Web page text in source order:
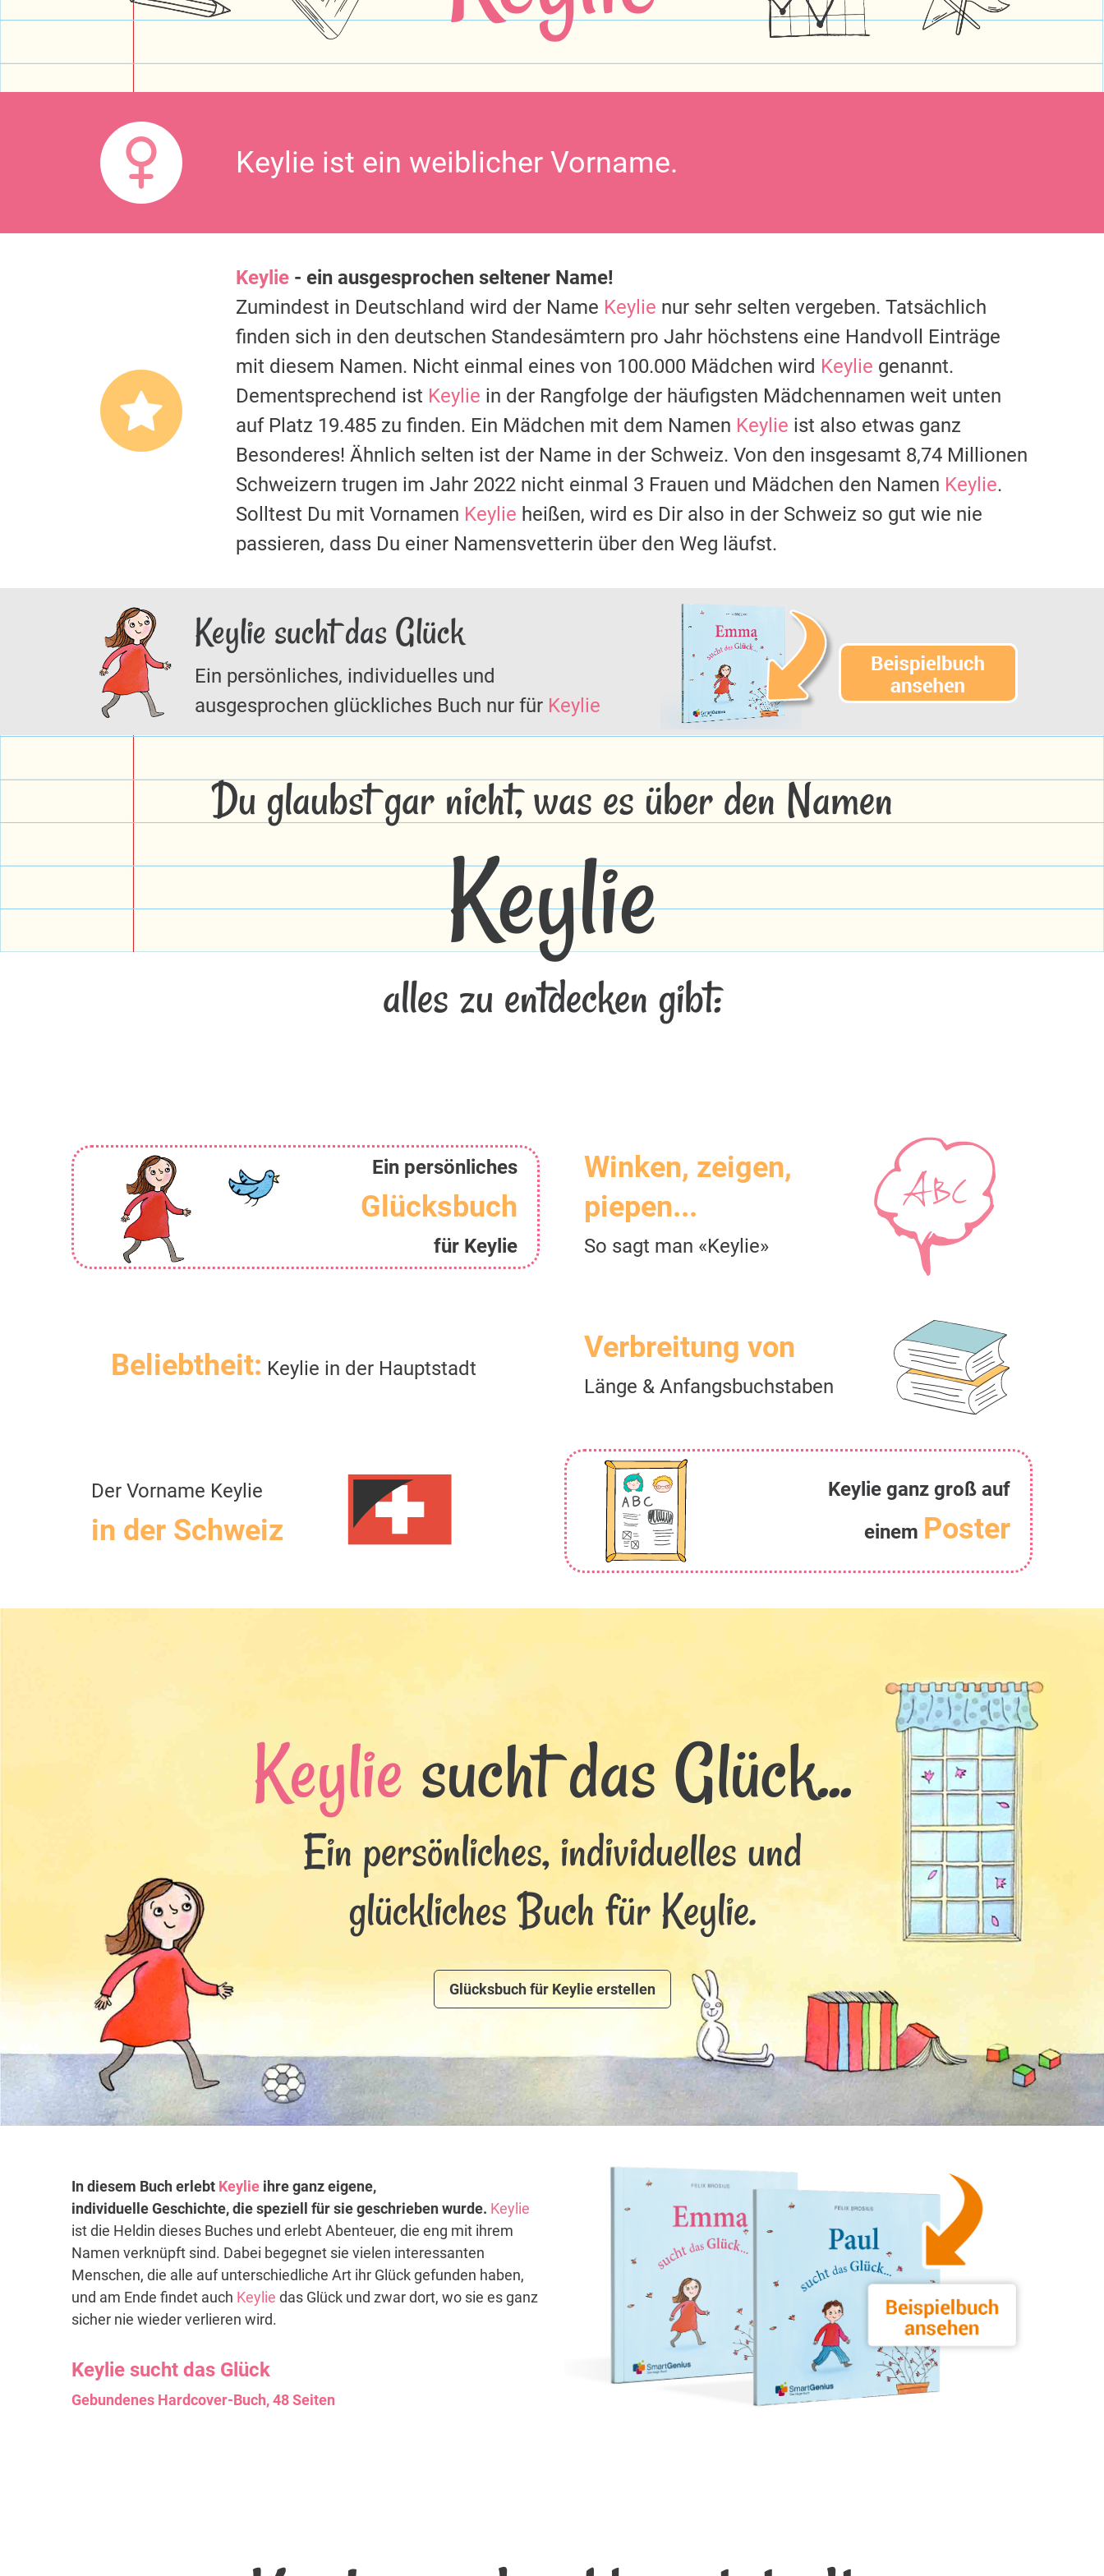
Keylie ist ein weiblicher Vorname.
Keylie - ein ausgesprochen seltener Name!
Zumindest in Deutschland wird der Name Keylie nur sehr selten vergeben. Tatsächlich
finden sich in den deutschen Standesämtern pro Jahr höchstens eine Handvoll Einträge
mit diesem Namen. Nicht einmal eines von 100.000 Mädchen wird Keylie genannt.
Dementsprechend ist Keylie in der Rangfolge der häufigsten Mädchennamen weit unten
auf Platz 19.485 zu finden. Ein Mädchen mit dem Namen Keylie ist also etwas ganz
Besonderes! Ähnlich selten ist der Name in der Schweiz. Von den insgesamt 8,74 Millionen
Schweizern trugen im Jahr 2022 nicht einmal 3 Frauen und Mädchen den Namen Keylie.
Solltest Du mit Vornamen Keylie heißen, wird es Dir also in der Schweiz so gut wie nie
passieren, dass Du einer Namensvetterin über den Weg läufst.
Keylie sucht das Glück
Ein persönliches, individuelles und
ausgesprochen glückliches Buch nur für Keylie
Du glaubst gar nicht, was es über den Namen
Keylie
alles zu entdecken gibt:
Ein persönliches
Glücksbuch
für Keylie
Winken, zeigen,
piepen...
So sagt man «Keylie»
Beliebtheit: Keylie in der Hauptstadt
Verbreitung von
Länge & Anfangsbuchstaben
Der Vorname Keylie
in der Schweiz
Keylie ganz groß auf
einem Poster
Keylie sucht das Glück...
Ein persönliches, individuelles und
glückliches Buch für Keylie.
Glücksbuch für Keylie erstellen
In diesem Buch erlebt Keylie ihre ganz eigene,
individuelle Geschichte, die speziell für sie geschrieben wurde. Keylie
ist die Heldin dieses Buches und erlebt Abenteuer, die eng mit ihrem
Namen verknüpft sind. Dabei begegnet sie vielen interessanten
Menschen, die alle auf unterschiedliche Art ihr Glück gefunden haben,
und am Ende findet auch Keylie das Glück und zwar dort, wo sie es ganz
sicher nie wieder verlieren wird.
Keylie sucht das Glück
Gebundenes Hardcover-Buch, 48 Seiten